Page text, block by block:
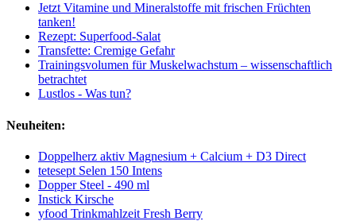
Jetzt Vitamine und Mineralstoffe mit frischen Früchten
tanken!
Rezept: Superfood-Salat
Transfette: Cremige Gefahr
Trainingsvolumen für Muskelwachstum – wissenschaftlich
betrachtet
Lustlos - Was tun?
Neuheiten:
Doppelherz aktiv Magnesium + Calcium + D3 Direct
tetesept Selen 150 Intens
Dopper Steel - 490 ml
Instick Kirsche
yfood Trinkmahlzeit Fresh Berry